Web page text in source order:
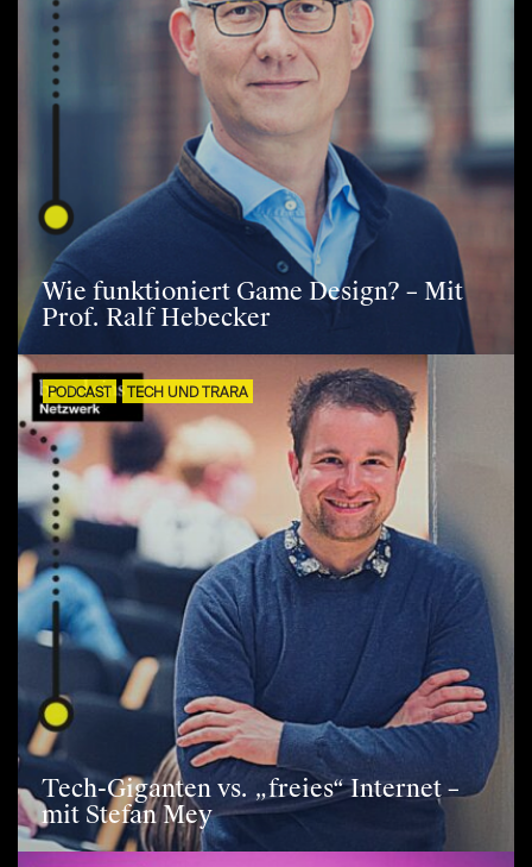
Wie funktioniert Game Design? – Mit
Prof. Ralf Hebecker
PODCAST TECH UND TRARA
Tech-Giganten vs. „freies“ Internet –
mit Stefan Mey